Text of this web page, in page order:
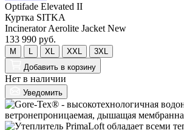
Optifade Elevated II
Куртка SITKA
Incinerator Aerolite Jacket New
133 990 руб.
M XL XXL
3XL
Добавить в корзину
Нет в наличии
Уведомить